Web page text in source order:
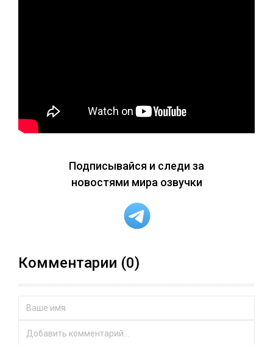
Подписывайся и следи за
новостями мира озвучки
Комментарии (0)